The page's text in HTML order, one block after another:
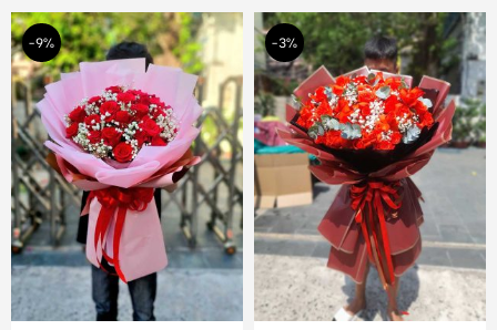
-9% -3%